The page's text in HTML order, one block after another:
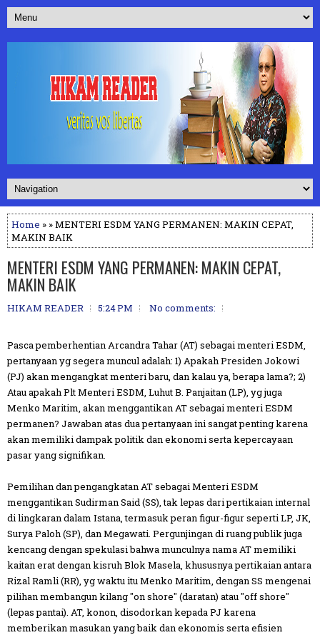
Home » » MENTERI ESDM YANG PERMANEN: MAKIN CEPAT,
MAKIN BAIK
MENTERI ESDM YANG PERMANEN: MAKIN CEPAT,
MAKIN BAIK
HIKAM READER 5:24 PM No comments:
Pasca pemberhentian Arcandra Tahar (AT) sebagai menteri ESDM,
pertanyaan yg segera muncul adalah: 1) Apakah Presiden Jokowi
(PJ) akan mengangkat menteri baru, dan kalau ya, berapa lama?; 2)
Atau apakah Plt Menteri ESDM, Luhut B. Panjaitan (LP), yg juga
Menko Maritim, akan menggantikan AT sebagai menteri ESDM
permanen? Jawaban atas dua pertanyaan ini sangat penting karena
akan memiliki dampak politik dan ekonomi serta kepercayaan
pasar yang signifikan.
Pemilihan dan pengangkatan AT sebagai Menteri ESDM
menggantikan Sudirman Said (SS), tak lepas dari pertikaian internal
di lingkaran dalam Istana, termasuk peran figur-figur seperti LP, JK,
Surya Paloh (SP), dan Megawati. Pergunjingan di ruang publik juga
kencang dengan spekulasi bahwa munculnya nama AT memiliki
kaitan erat dengan kisruh Blok Masela, khususnya pertikaian antara
Rizal Ramli (RR), yg waktu itu Menko Maritim, dengan SS mengenai
pilihan membangun kilang "on shore" (daratan) atau "off shore"
(lepas pantai). AT, konon, disodorkan kepada PJ karena
memberikan masukan yang baik dan ekonomis serta efisien